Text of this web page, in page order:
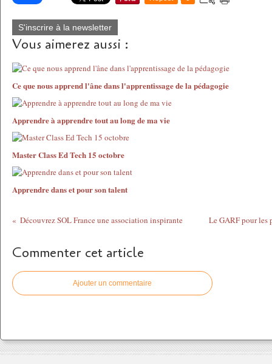
S'inscrire à la newsletter
Vous aimerez aussi :
Ce que nous apprend l'âne dans l'apprentissage de la pédagogie
Apprendre à apprendre tout au long de ma vie
Master Class Ed Tech 15 octobre
Apprendre dans et pour son talent
Découvrez SOL France une association inspirante Le GARF pour les
Commenter cet article
Ajouter un commentaire